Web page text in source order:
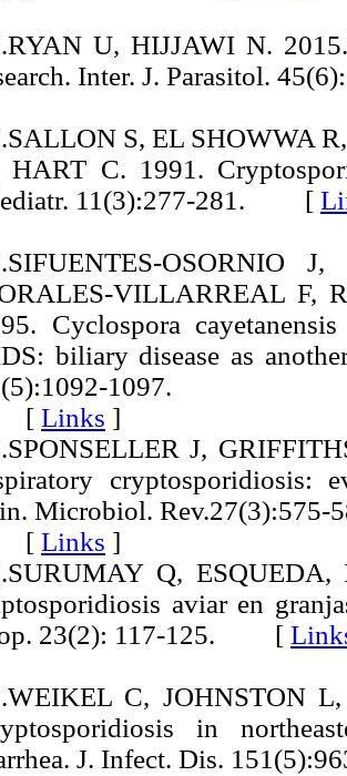
U, HIJJAWI N.
Inter. J. Parasitol.
S, EL SHOWWA
HART C. 1991.
11(3):277-281. [
OSORNIO
VILLARREAL F,
Cyclospora
biliary disease as
1097.
Links ]
J,
cryptosporidiosis:
Microbiol. Rev.27(3):575-
Links ]
Q,
aviar en
23(2): 117-125. [
C, JOHNSTON
in
J. Infect. Dis.